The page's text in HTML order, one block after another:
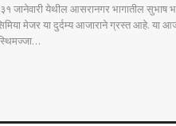
जानेवारी येथील आसरानगर भागातील सुभाष
मेजर या दुर्दम्य आजाराने ग्रस्त आहे. या